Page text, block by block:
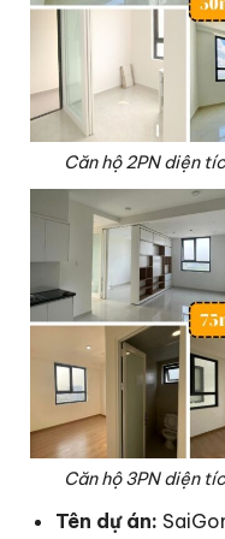
Căn hộ 2PN diện
Căn hộ 3PN diện
Tên dự án: